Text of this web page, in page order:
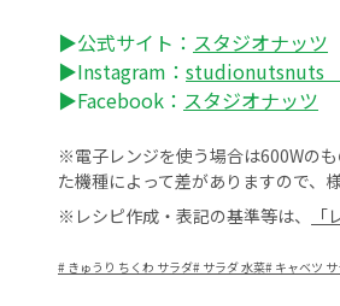
▶公式サイト： スタジオナッツ
▶Instagram： studionutsnuts
▶Facebook： スタジオナッツ
※電子レンジを使う場合は600Wの
た機種によって差がありますので、
※レシピ作成・表記の基準等は、
# きゅうり ちくわ サラダ# サラダ 水菜# キャベツ